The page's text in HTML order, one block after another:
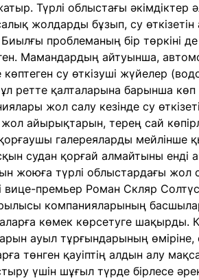
Түрлі облыстағы әкімдіктер
жолдарды бұзып, су
проблеманың бір төркіні
Мамандардың айтуынша,
көптеген су өткізуші жүйелер
ретте қалталарына барынша
жол салу кезінде су
айырықтарын, терең сай
галереяларды мейлінше
судан қорғай алмайтыны
жоюға түрлі облыстардағы
вице-премьер Роман Скляр
компанияларының
көмек көрсетуге шақырды.
ауыл тұрғындарының өміріне,
төнген қауіптің алдын алу
үшін шұғыл түрде бірлесе